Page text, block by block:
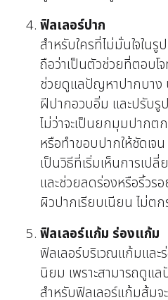
ฟิลเลอร์ปาก
สำหรับใครที่ไม่มั่นใจใน
ถือว่าเป็นตัวช่วยที่ตอบโ
ช่วยดูแลปัญหาปากบาง
ฝีปากอวบอิ่ม และปรับรู
ไม่ว่าจะเป็นยกมุมปากต
หรือทำขอบปากให้ชัดเจ
เป็นวิธีที่เริ่มเห็นการเป
และช่วยลดร่องหรือริ้วร
ผิวปากเรียบเนียน ไม่ต
ฟิลเลอร์แก้ม ร่องแก้ม
ฟิลเลอร์บริเวณแก้มและ
นิยม เพราะสามารถดูแ
สำหรับฟิลเลอร์แก้มส้มจ